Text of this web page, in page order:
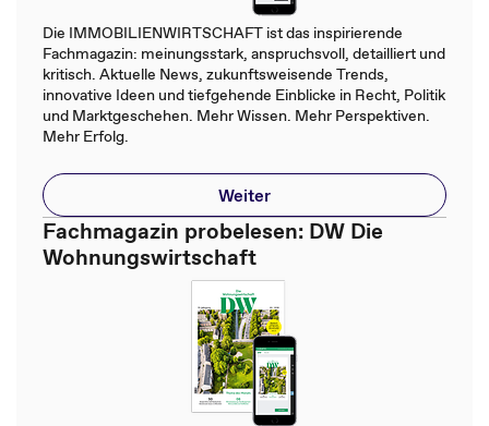
Die IMMOBILIENWIRTSCHAFT ist das inspirierende
Fachmagazin: meinungsstark, anspruchsvoll, detailliert und
kritisch. Aktuelle News, zukunftsweisende Trends,
innovative Ideen und tiefgehende Einblicke in Recht, Politik
und Marktgeschehen. Mehr Wissen. Mehr Perspektiven.
Mehr Erfolg.
Weiter
Fachmagazin probelesen: DW Die
Wohnungswirtschaft